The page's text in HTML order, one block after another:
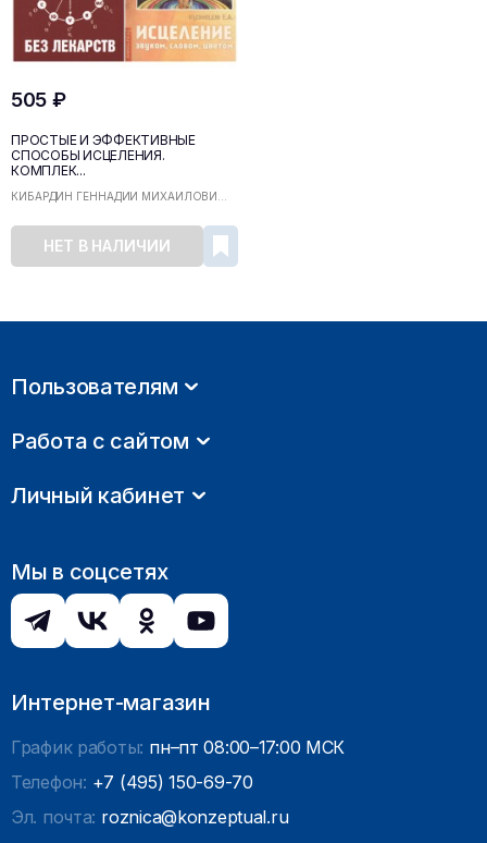
505 ₽
ПРОСТЫЕ И ЭФФЕКТИВНЫЕ
СПОСОБЫ ИСЦЕЛЕНИЯ.
КОМПЛЕК...
КИБАРДИН ГЕННАДИЙ МИХАЙЛОВИ...
НЕТ В НАЛИЧИИ
Пользователям
Работа с сайтом
Личный кабинет
Мы в соцсетях
Интернет-магазин
График работы: пн–пт 08:00–17:00 МСК
Телефон: +7 (495) 150-69-70
Эл. почта: roznica@konzeptual.ru